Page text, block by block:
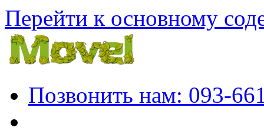
Перейти к основному
Позвонить нам: 093-